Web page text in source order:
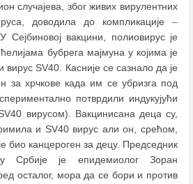
случајева, због живих вирулентних
доводила до компликације –
Сејбиновој вакцини, полиовирус је
бубрега мајмуна у којима је
вирус SV40. Касније се сазнало да је
за хрчкове када им се убризга под
потврдили индукујући
вирусом). Вакцинисана деца су,
и SV40 вирус али он, срећом,
био канцероген за децу. Председник
Србије је епидемиолог Зоран
осталог, мора да се бори и против